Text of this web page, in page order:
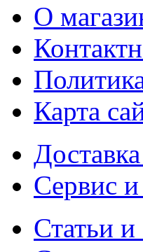
О
Карта
Сервис
Статьи